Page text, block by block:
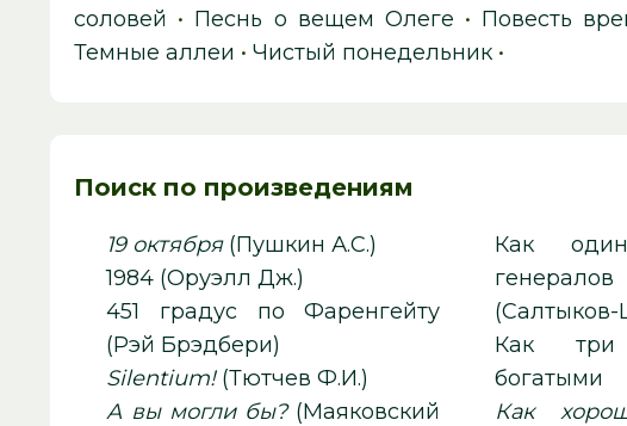
соловей • Песнь о вещем Олеге • Повесть
Темные аллеи •Чистый понедельник •
Поиск по произведениям
19 октября (Пушкин А.С.)
1984 (Оруэлл Дж.)
451 градус по Фаренгейту
(Рэй Брэдбери)
Silentium! (Тютчев Ф.И.)
А вы могли бы?(Маяковский
Как
Как три
богатыми
Как